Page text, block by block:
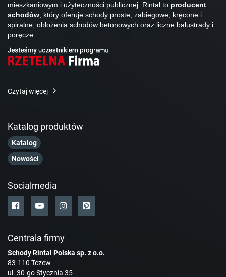
mieszkaniowym i użyteczności publicznej. Rintal to producent
schodów, który oferuje schody proste, zabiegowe, kręcone i
spiralne, obłożenia schodów betonowych oraz liczne balustrady i
poręcze.
Czytaj więcej
Katalog produktów
Katalog
Nowości
Socialmedia
Centrala firmy
Schody Rintal Polska sp. z o.o.
83-110 Tczew
ul. 30-go Stycznia 35